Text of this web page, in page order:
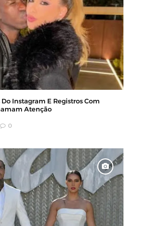
Instagram E Registros Com
Atenção
0